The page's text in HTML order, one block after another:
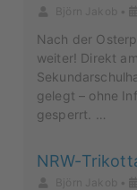
Nach der
weiter! Direkt
gelegt – ohne
gesperrt. …
NRW-